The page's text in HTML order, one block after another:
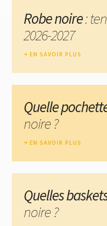
Robe noire:
2026-2027
EN SAVOIR PLUS
Quelle
noire ?
EN SAVOIR PLUS
Quelles
noire ?